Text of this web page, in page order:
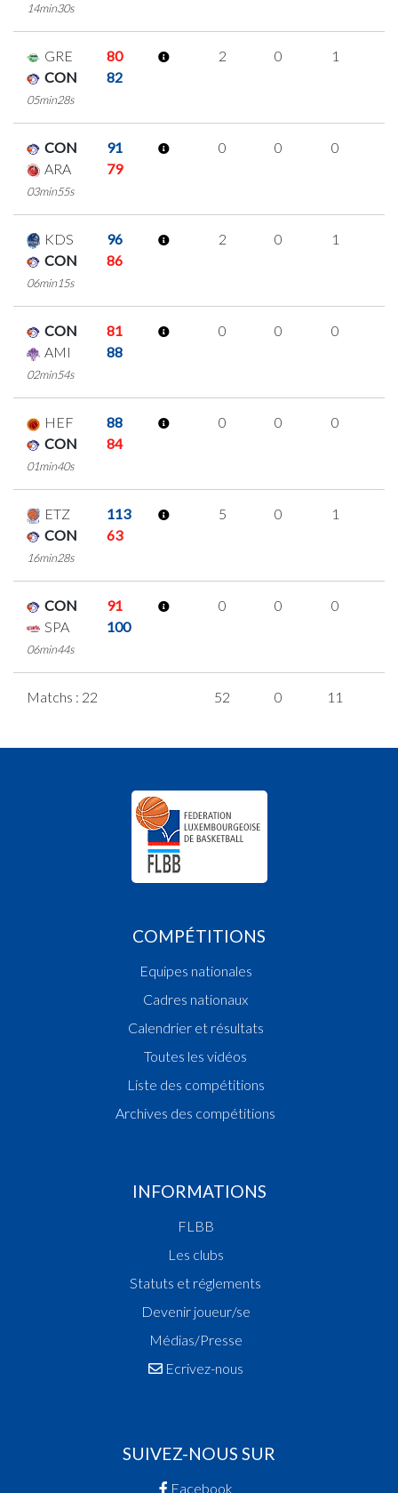
14min30s
GRE
80
CON
82
05min28s
2 0 1
CON
91
ARA
79
03min55s
0 0 0
KDS
96
CON
86
06min15s
2 0 1
CON
81
AMI
88
02min54s
0 0 0
HEF
88
CON
84
01min40s
0 0 0
ETZ
113
CON
63
16min28s
5 0 1
CON
91
SPA
100
06min44s
0 0 0
Matchs : 22 52 0 11
COMPÉTITIONS
Equipes nationales
Cadres nationaux
Calendrier et résultats
Toutes les vidéos
Liste des compétitions
Archives des compétitions
INFORMATIONS
FLBB
Les clubs
Statuts et réglements
Devenir joueur/se
Médias/Presse
Ecrivez-nous
SUIVEZ-NOUS SUR
Facebook